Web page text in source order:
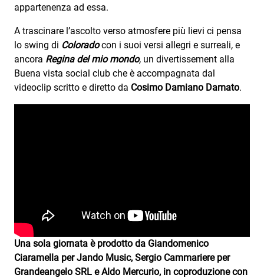
appartenenza ad essa.
A trascinare l’ascolto verso atmosfere più lievi ci pensa
lo swing di Coloradocon i suoi versi allegri e surreali, e
ancora Regina del mio mondo, un divertissement alla
Buena vista social club che è accompagnata dal
videoclip scritto e diretto da Cosimo Damiano Damato.
Una sola giornata è prodotto da Giandomenico
Ciaramella per Jando Music, Sergio Cammariere per
Grandeangelo SRL e Aldo Mercurio, in coproduzione con